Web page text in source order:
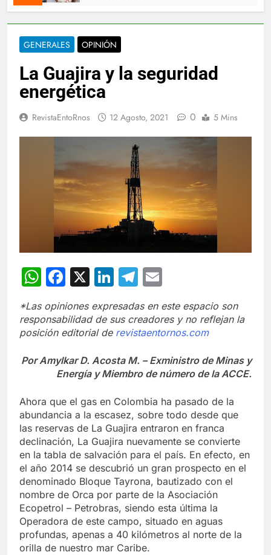
GENERALES OPINIÓN
La Guajira y la seguridad
energética
RevistaEntoRnos 12 Agosto, 2021 0 5 Mins
WhatsApp
Facebook
X LinkedIn
Telegram
*Las opiniones expresadas en este espacio son
responsabilidad de sus creadores y no reflejan la
posición editorial de revistaentornos.com
Por Amylkar D. Acosta M. – Exministro de Minas y
Energía y Miembro de número de la ACCE.
Ahora que el gas en Colombia ha pasado de la
abundancia a la escasez, sobre todo desde que
las reservas de La Guajira entraron en franca
declinación, La Guajira nuevamente se convierte
en la tabla de salvación para el país. En efecto, en
el año 2014 se descubrió un gran prospecto en el
denominado Bloque Tayrona, bautizado con el
nombre de Orca por parte de la Asociación
Ecopetrol – Petrobras, siendo esta última la
Operadora de este campo, situado en aguas
profundas, apenas a 40 kilómetros al norte de la
orilla de nuestro mar Caribe.